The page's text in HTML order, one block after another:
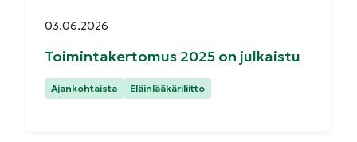
Julkaistu:
03.06.2026
Toimintakertomus 2025 on julkaistu
Kategoriat:
Ajankohtaista Eläinlääkäriliitto